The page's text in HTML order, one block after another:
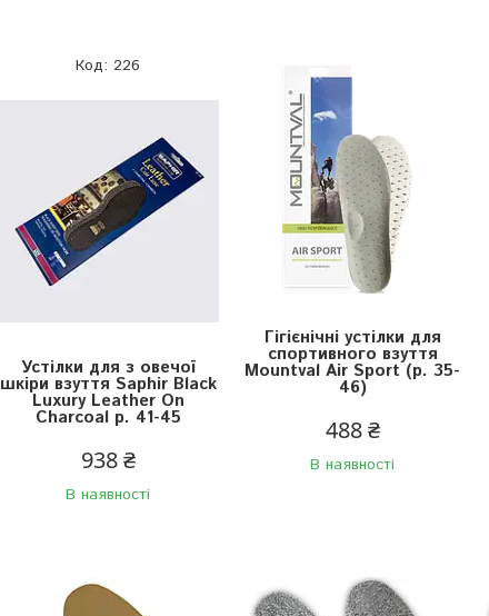
226
Устілки для з овечої
шкіри взуття Saphir Black
Luxury Leather On
Charcoal р. 41-45
938 ₴
В наявності
Гігієнічні устілки для
спортивного взуття
Mountval Air Sport (р. 35-
46)
488 ₴
В наявності